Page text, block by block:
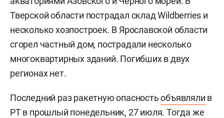
Тверской области пострадал склад Wildberries и
несколько хозпостроек. В Ярославской области
сгорел частный дом, пострадали несколько
многоквартирных зданий. Погибших в двух
регионах нет.
Последний раз ракетную опасностьобъявляли в
РТ в прошлый понедельник, 27 июля. Тогда же